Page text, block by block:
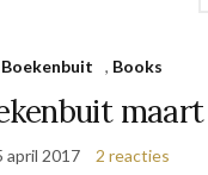
Boekenbuit , Books
maart
april 2017 2 reacties